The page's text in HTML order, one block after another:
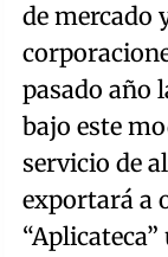
de mercado
pasado año
bajo este
servicio de
exportará a